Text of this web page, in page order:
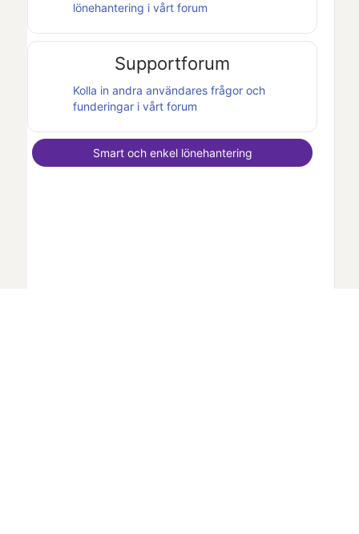
lönehantering i vårt forum
Supportforum
Kolla in andra användares frågor och
funderingar i vårt forum
Smart och enkel lönehantering